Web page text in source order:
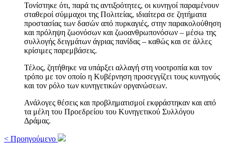
Τονίστηκε ότι, παρά τις αντιξοότητες, οι κυνηγοί παραμένουν
σταθεροί σύμμαχοι της Πολιτείας, ιδιαίτερα σε ζητήματα
προστασίας των δασών από πυρκαγιές, στην παρακολούθηση
και πρόληψη ζωονόσων και ζωοανθρωπονόσων – μέσω της
συλλογής δειγμάτων άγριας πανίδας – καθώς και σε άλλες
κρίσιμες παρεμβάσεις.
Τέλος, ζητήθηκε να υπάρξει αλλαγή στη νοοτροπία και τον
τρόπο με τον οποίο η Κυβέρνηση προσεγγίζει τους κυνηγούς
και τον ρόλο των κυνηγετικών οργανώσεων.
Ανάλογες θέσεις και προβληματισμοί εκφράστηκαν και από
τα μέλη του Προεδρείου του Κυνηγετικού Συλλόγου
Δράμας.
< Προηγούμενο